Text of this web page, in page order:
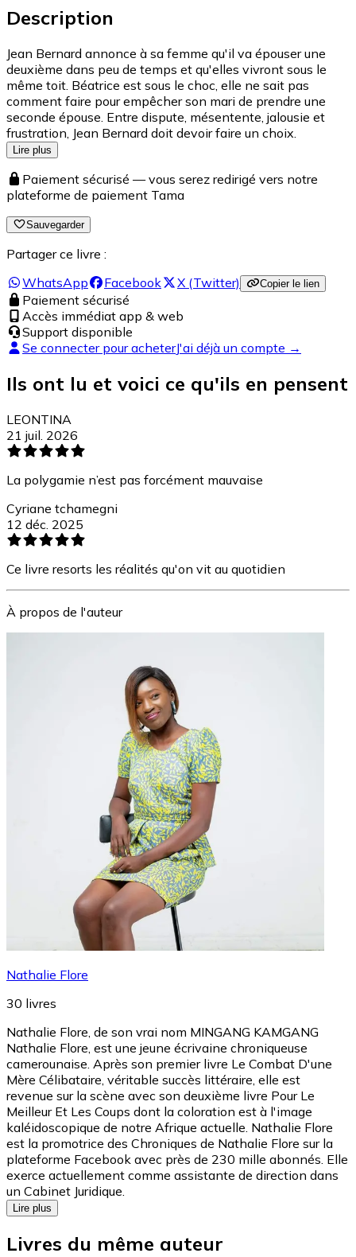
Description
Jean Bernard annonce à sa femme qu'il va épouser une
deuxième dans peu de temps et qu'elles vivront sous le
même toit. Béatrice est sous le choc, elle ne sait pas
comment faire pour empêcher son mari de prendre une
seconde épouse. Entre dispute, mésentente, jalousie et
frustration, Jean Bernard doit devoir faire un choix.
Lire plus
Paiement sécurisé — vous serez redirigé vers notre
plateforme de paiement Tama
Sauvegarder
Partager ce livre :
WhatsApp
Facebook X (Twitter) Copier le lien
Paiement sécurisé
Accès immédiat app & web
Support disponible
Se connecter pour acheterJ'ai déjà un compte →
Ils ont lu et voici ce qu'ils en pensent
LEONTINA
21 juil. 2026
La polygamie n’est pas forcément mauvaise
Cyriane tchamegni
12 déc. 2025
Ce livre resorts les réalités qu'on vit au quotidien
À propos de l'auteur
Nathalie Flore
30 livres
Nathalie Flore, de son vrai nom MINGANG KAMGANG
Nathalie Flore, est une jeune écrivaine chroniqueuse
camerounaise. Après son premier livre Le Combat D'une
Mère Célibataire, véritable succès littéraire, elle est
revenue sur la scène avec son deuxième livre Pour Le
Meilleur Et Les Coups dont la coloration est à l'image
kaléidoscopique de notre Afrique actuelle. Nathalie Flore
est la promotrice des Chroniques de Nathalie Flore sur la
plateforme Facebook avec près de 230 mille abonnés. Elle
exerce actuellement comme assistante de direction dans
un Cabinet Juridique.
Lire plus
Livres du même auteur